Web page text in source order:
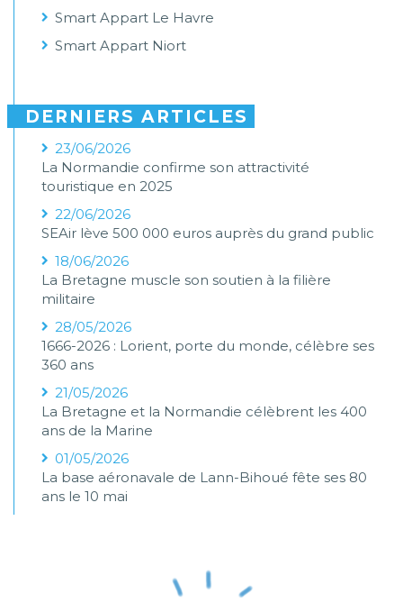
Smart Appart Le Havre
Smart Appart Niort
DERNIERS ARTICLES
23/06/2026
La Normandie confirme son attractivité
touristique en 2025
22/06/2026
SEAir lève 500 000 euros auprès du grand public
18/06/2026
La Bretagne muscle son soutien à la filière
militaire
28/05/2026
1666-2026 : Lorient, porte du monde, célèbre ses
360 ans
21/05/2026
La Bretagne et la Normandie célèbrent les 400
ans de la Marine
01/05/2026
La base aéronavale de Lann-Bihoué fête ses 80
ans le 10 mai